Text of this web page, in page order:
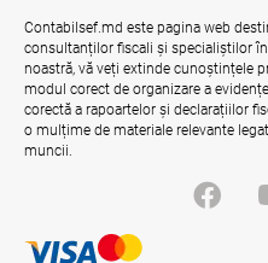
reformei
administrării
UE
04.08.2026
Contabilsef.md este pagina web
consultanților fiscali și specialiștilor
noastră, vă veți extinde cunoștințele
modul corect de organizare a
corectă a rapoartelor și declarațiilor
o mulțime de materiale relevante
muncii.